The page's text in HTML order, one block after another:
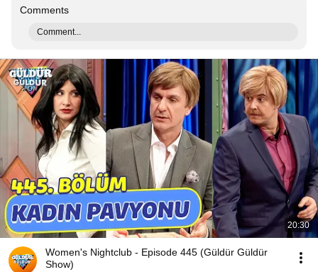
Comments
Comment...
20:30
Women's Nightclub - Episode 445 (Güldür Güldür
Show)